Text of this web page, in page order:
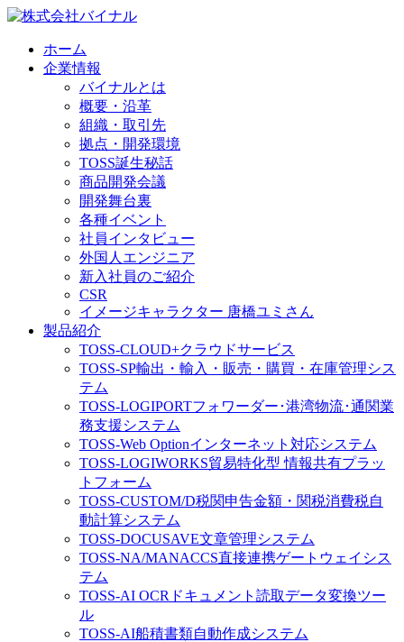
ホーム
企業情報
バイナルとは
概要・沿革
組織・取引先
拠点・開発環境
TOSS誕生秘話
商品開発会議
開発舞台裏
各種イベント
社員インタビュー
外国人エンジニア
新入社員のご紹介
CSR
イメージキャラクター 唐橋ユミさん
製品紹介
TOSS-CLOUD+クラウドサービス
TOSS-SP輸出・輸入・販売・購買・在庫管理シス
テム
TOSS-LOGIPORTフォワーダー･港湾物流･通関業
務支援システム
TOSS-Web Optionインターネット対応システム
TOSS-LOGIWORKS貿易特化型 情報共有プラッ
トフォーム
TOSS-CUSTOM/D税関申告金額・関税消費税自
動計算システム
TOSS-DOCUSAVE文章管理システム
TOSS-NA/MANACCS直接連携ゲートウェイシス
テム
TOSS-AI OCR ドキュメント読取データ変換ツー
ル
TOSS-AI船積書類自動作成システム